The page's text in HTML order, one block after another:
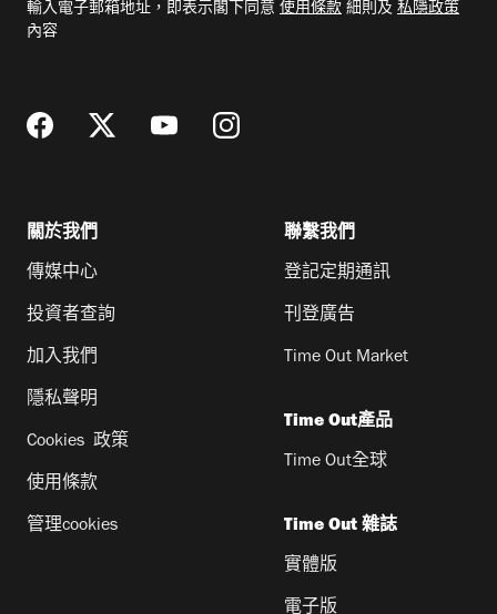
郵
輸入電子郵箱地址，即表示閣下同意 使用條款 細則及 私隱政策
內容
關於我們
傳媒中心
投資者查詢
加入我們
隱私聲明
Cookies 政策
使用條款
管理cookies
聯繫我們
登記定期通訊
刊登廣告
Time Out Market
Time Out產品
Time Out全球
Time Out 雜誌
實體版
電子版